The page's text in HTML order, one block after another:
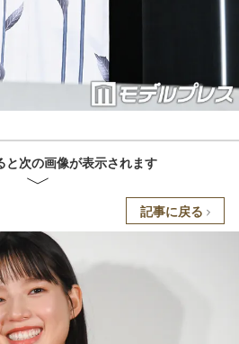
と次の画像が表示されます
記事に戻る